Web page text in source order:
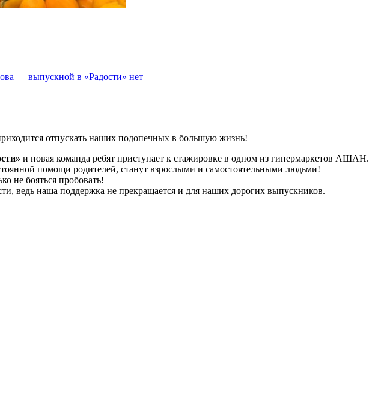
— выпускной в «Радости» нет
отпускать наших подопечных в большую жизнь!
и новая команда ребят приступает к стажировке в одном из гипермаркетов АШАН.
помощи родителей, станут взрослыми и самостоятельными людьми!
не бояться пробовать!
ведь наша поддержка не прекращается и для наших дорогих выпускников.